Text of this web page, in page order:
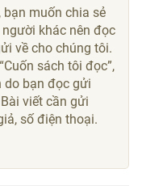
muốn chia sẻ
khác nên đọc
về cho chúng tôi.
sách tôi đọc”,
do bạn đọc gửi
Bài viết cần gửi
số điện thoại.